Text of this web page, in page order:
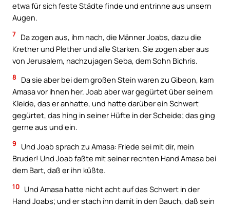
etwa für sich feste Städte finde und entrinne aus unsern
Augen.
7 Da zogen aus, ihm nach, die Männer Joabs, dazu die
Krether und Plether und alle Starken. Sie zogen aber aus
von Jerusalem, nachzujagen Seba, dem Sohn Bichris.
8
Da sie aber bei dem großen Stein waren zu Gibeon, kam
Amasa vor ihnen her. Joab aber war gegürtet über seinem
Kleide, das er anhatte, und hatte darüber ein Schwert
gegürtet, das hing in seiner Hüfte in der Scheide; das ging
gerne aus und ein.
9
Und Joab sprach zu Amasa: Friede sei mit dir, mein
Bruder! Und Joab faßte mit seiner rechten Hand Amasa bei
dem Bart, daß er ihn küßte.
10 Und Amasa hatte nicht acht auf das Schwert in der
Hand Joabs; und er stach ihn damit in den Bauch, daß sein